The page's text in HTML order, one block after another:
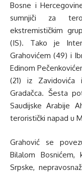
Bosne i
sumnjiči za
ekstremističkim
(IS). Tako je
Grahovićem (49) i
Edinom
(21) iz Zavidovića
Gradačca. Šesta
Saudijske Arabije
teroristički napad u
Grahović se
Bilalom
Srpske,